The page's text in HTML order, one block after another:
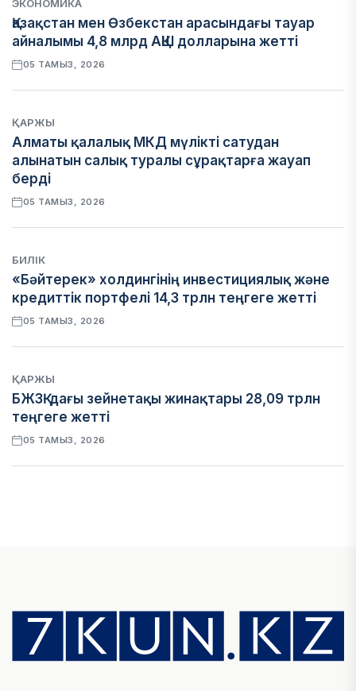
ЭКОНОМИКА
Қазақстан мен Өзбекстан арасындағы тауар
айналымы 4,8 млрд АҚШ долларына жетті
05 ТАМЫЗ, 2026
ҚАРЖЫ
Алматы қалалық МКД мүлікті сатудан
алынатын салық туралы сұрақтарға жауап
берді
05 ТАМЫЗ, 2026
БИЛІК
«Бәйтерек» холдингінің инвестициялық және
кредиттік портфелі 14,3 трлн теңгеге жетті
05 ТАМЫЗ, 2026
ҚАРЖЫ
БЖЗҚ-дағы зейнетақы жинақтары 28,09 трлн
теңгеге жетті
05 ТАМЫЗ, 2026
БИЗНЕС
Freedom Travel іссапар ұйымдастыратын ЖИ
агентін іске қосты